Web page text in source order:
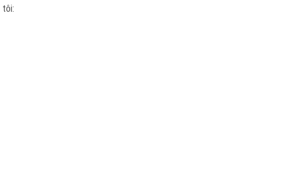
tôi: